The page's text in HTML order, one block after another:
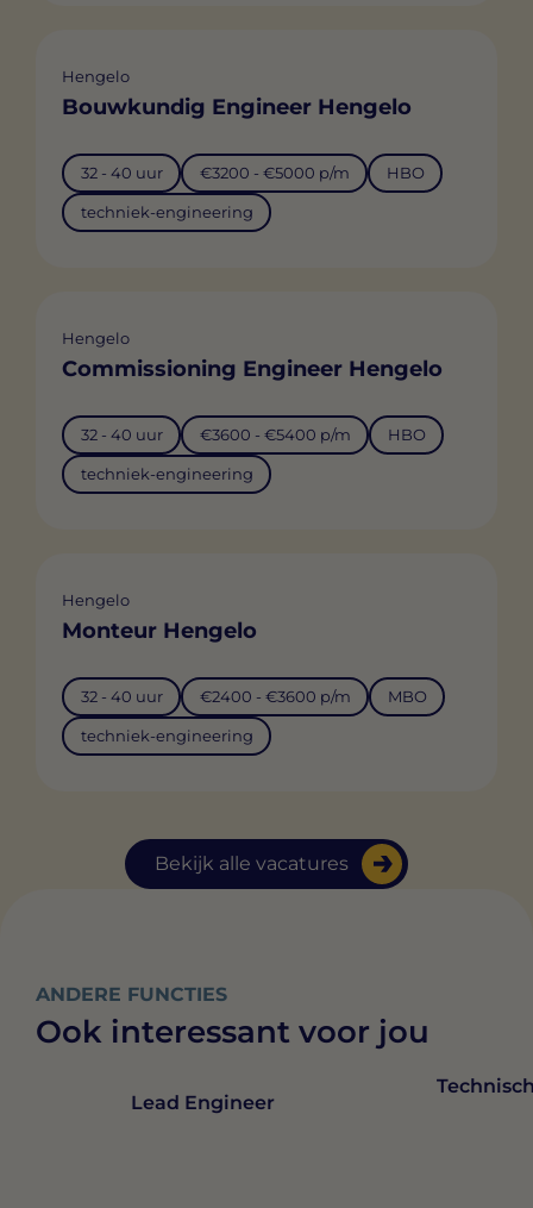
Bekijk alle vacatures
Hengelo
Bouwkundig Engineer Hengelo
32 - 40 uur €3200 - €5000 p/m HBO
techniek-engineering
Hengelo
Commissioning Engineer Hengelo
32 - 40 uur €3600 - €5400 p/m HBO
techniek-engineering
Hengelo
Monteur Hengelo
32 - 40 uur €2400 - €3600 p/m MBO
techniek-engineering
ANDERE FUNCTIES
Ook interessant voor jou
Lead Engineer